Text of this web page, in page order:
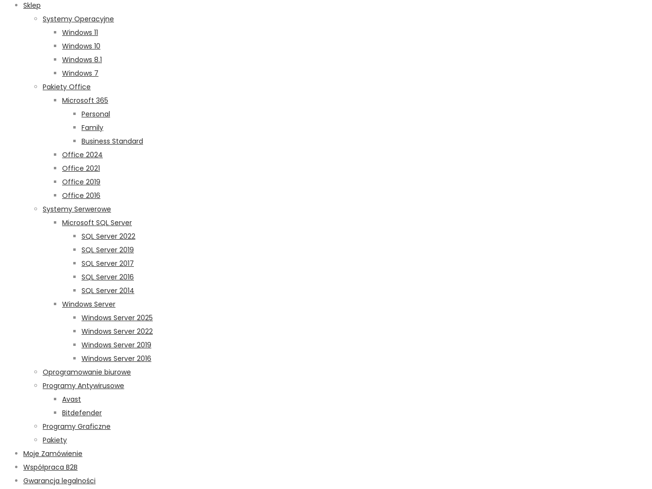
Sklep
Systemy Operacyjne
Windows 11
Windows 10
Windows 8.1
Windows 7
Pakiety Office
Microsoft 365
Personal
Family
Business Standard
Office 2024
Office 2021
Office 2019
Office 2016
Systemy Serwerowe
Microsoft SQL Server
SQL Server 2022
SQL Server 2019
SQL Server 2017
SQL Server 2016
SQL Server 2014
Windows Server
Windows Server 2025
Windows Server 2022
Windows Server 2019
Windows Server 2016
Oprogramowanie biurowe
Programy Antywirusowe
Avast
Bitdefender
Programy Graficzne
Pakiety
Moje Zamówienie
Współpraca B2B
Gwarancja legalności